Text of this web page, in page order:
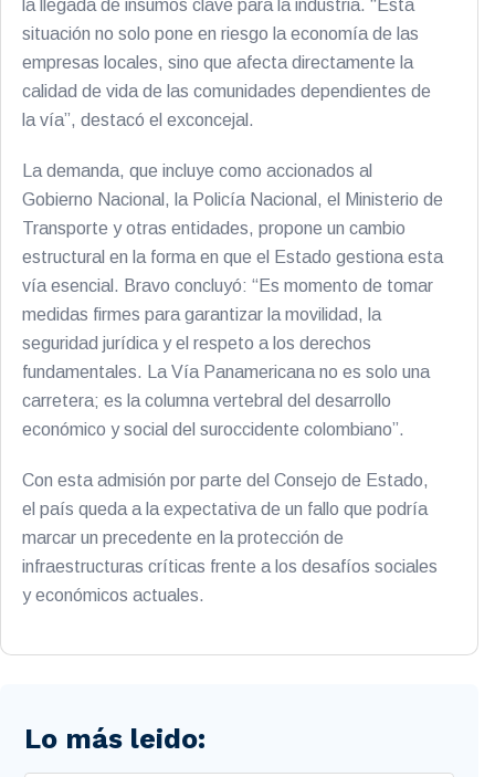
la llegada de insumos clave para la industria. “Esta
situación no solo pone en riesgo la economía de las
empresas locales, sino que afecta directamente la
calidad de vida de las comunidades dependientes de
la vía”, destacó el exconcejal.
La demanda, que incluye como accionados al
Gobierno Nacional, la Policía Nacional, el Ministerio de
Transporte y otras entidades, propone un cambio
estructural en la forma en que el Estado gestiona esta
vía esencial. Bravo concluyó: “Es momento de tomar
medidas firmes para garantizar la movilidad, la
seguridad jurídica y el respeto a los derechos
fundamentales. La Vía Panamericana no es solo una
carretera; es la columna vertebral del desarrollo
económico y social del suroccidente colombiano”.
Con esta admisión por parte del Consejo de Estado,
el país queda a la expectativa de un fallo que podría
marcar un precedente en la protección de
infraestructuras críticas frente a los desafíos sociales
y económicos actuales.
Lo más leido: